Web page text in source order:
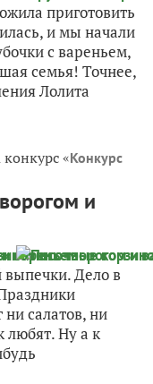
приготовить
и мы начали
с вареньем,
семья! Точнее,
Лолита
конкурс «Конкурс
и
выпечки. Дело в
салатов, ни
любят. Ну а к